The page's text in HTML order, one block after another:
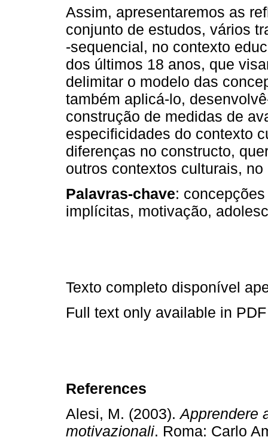
Assim, apresentaremos as
conjunto de estudos, vários
‑sequencial, no contexto
dos últimos 18 anos, que
delimitar o modelo das
também aplicá­‑lo,
construção de medidas de
especificidades do contexto
diferenças no constructo,
outros contextos culturais,
Palavras‑chave:
implícitas, motivação,
Texto completo disponível
Full text only available in
References
Alesi, M. (2003).Apprendere
motivazionali. Roma: